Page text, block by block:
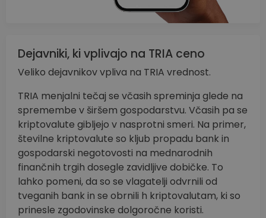
Dejavniki, ki vplivajo na TRIA ceno
Veliko dejavnikov vpliva na TRIA vrednost.
TRIA menjalni tečaj se včasih spreminja glede na
spremembe v širšem gospodarstvu. Včasih pa se
kriptovalute gibljejo v nasprotni smeri. Na primer,
številne kriptovalute so kljub propadu bank in
gospodarski negotovosti na mednarodnih
finančnih trgih dosegle zavidljive dobičke. To
lahko pomeni, da so se vlagatelji odvrnili od
tveganih bank in se obrnili h kriptovalutam, ki so
prinesle zgodovinske dolgoročne koristi.